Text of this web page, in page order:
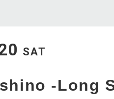
SAT
-Long